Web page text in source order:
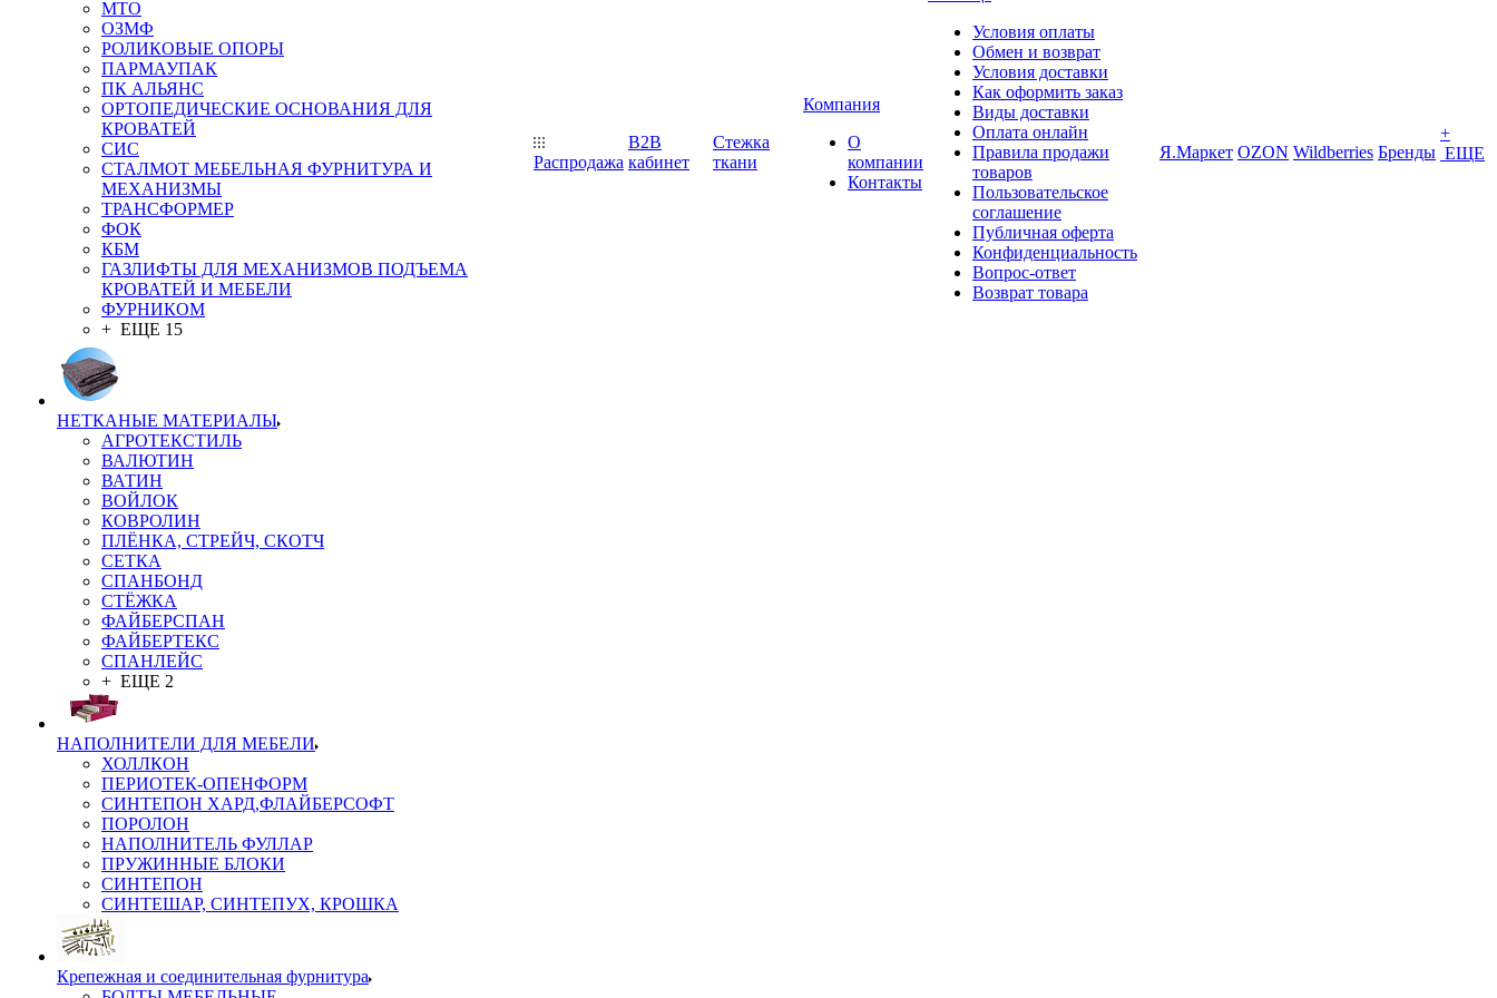
MTO
ОЗМФ
РОЛИКОВЫЕ ОПОРЫ
ПАРМАУПАК
ПК АЛЬЯНС
ОРТОПЕДИЧЕСКИЕ ОСНОВАНИЯ ДЛЯ
КРОВАТЕЙ
СИС
СТАЛМОТ МЕБЕЛЬНАЯ ФУРНИТУРА И
МЕХАНИЗМЫ
ТРАНСФОРМЕР
ФОК
КБМ
ГАЗЛИФТЫ ДЛЯ МЕХАНИЗМОВ ПОДЪЕМА
КРОВАТЕЙ И МЕБЕЛИ
ФУРНИКОМ
+ ЕЩЕ 15
НЕТКАНЫЕ МАТЕРИАЛЫ
АГРОТЕКСТИЛЬ
ВАЛЮТИН
ВАТИН
ВОЙЛОК
КОВРОЛИН
ПЛЁНКА, СТРЕЙЧ, СКОТЧ
СЕТКА
СПАНБОНД
СТЁЖКА
ФАЙБЕРСПАН
ФАЙБЕРТЕКС
СПАНЛЕЙС
+ ЕЩЕ 2
НАПОЛНИТЕЛИ ДЛЯ МЕБЕЛИ
ХОЛЛКОН
ПЕРИОТЕК-ОПЕНФОРМ
СИНТЕПОН ХАРД,ФЛАЙБЕРСОФТ
ПОРОЛОН
НАПОЛНИТЕЛЬ ФУЛЛАР
ПРУЖИННЫЕ БЛОКИ
СИНТЕПОН
СИНТЕШАР, СИНТЕПУХ, КРОШКА
Крепежная и соединительная фурнитура
Распродажа
B2B
кабинет
Стежка
ткани
Компания
О
компании
Контакты
Условия оплаты
Обмен и возврат
Условия доставки
Как оформить заказ
Виды доставки
Оплата онлайн
Правила продажи
товаров
Пользовательское
соглашение
Публичная оферта
Конфиденциальность
Вопрос-ответ
Возврат товара
Я.Маркет OZON Wildberries Бренды
+
ЕЩЕ